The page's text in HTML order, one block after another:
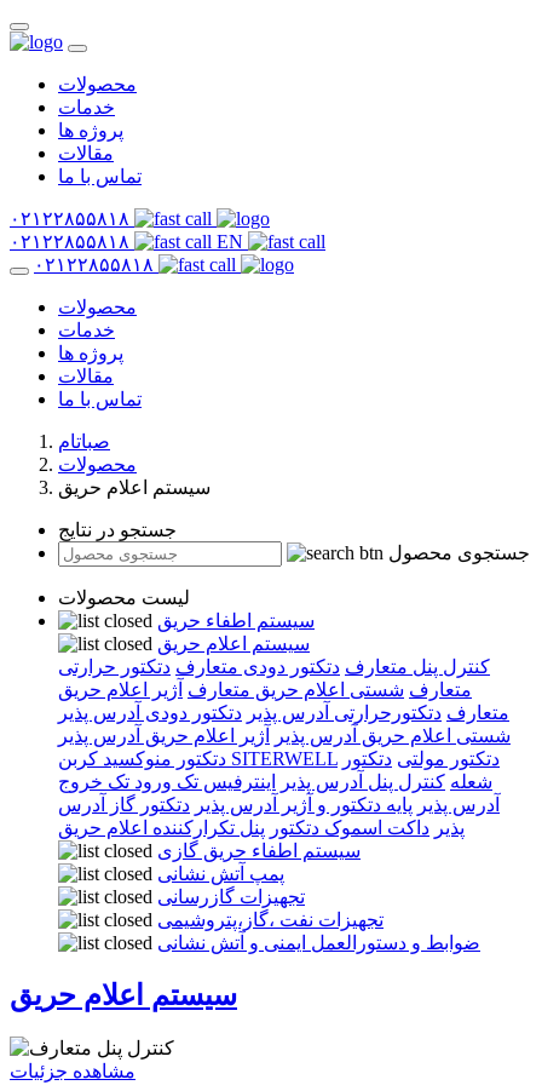
محصولات
خدمات
پروژه ها
مقالات
تماس با ما
۰۲۱۲۲۸۵۵۸۱۸
۰۲۱۲۲۸۵۵۸۱۸
EN
۰۲۱۲۲۸۵۵۸۱۸
محصولات
خدمات
پروژه ها
مقالات
تماس با ما
صباتام
محصولات
سیستم اعلام حریق
جستجو در نتایج
جستجوی محصول
لیست محصولات
سیستم اطفاء حریق
سیستم اعلام حریق
کنترل پنل متعارف دتکتور دودی متعارف دتکتور حرارتی
متعارف شستی اعلام حریق متعارف آژیر اعلام حریق
متعارف دتکتورحرارتی آدرس پذیر دتکتور دودی آدرس پذیر
شستی اعلام حریق آدرس پذیر
آژیر اعلام حریق آدرس پذیر
دتکتور منوکسید کربن SITERWELL
دتکتور مولتی دتکتور
شعله کنترل پنل آدرس پذیر
اینترفیس تک ورود تک خروج
آدرس پذیر پایه دتکتور و آژیر آدرس پذیر دتکتور گاز آدرس
پذیر داکت اسموک دتکتور پنل تکرارکننده اعلام حریق
سیستم اطفاء حریق گازی
پمپ آتش نشانی
تجهیزات گازرسانی
تجهیزات نفت ،گاز،پتروشیمی
ضوابط و دستورالعمل ایمنی و آتش نشانی
سیستم اعلام حریق
مشاهده جزئیات